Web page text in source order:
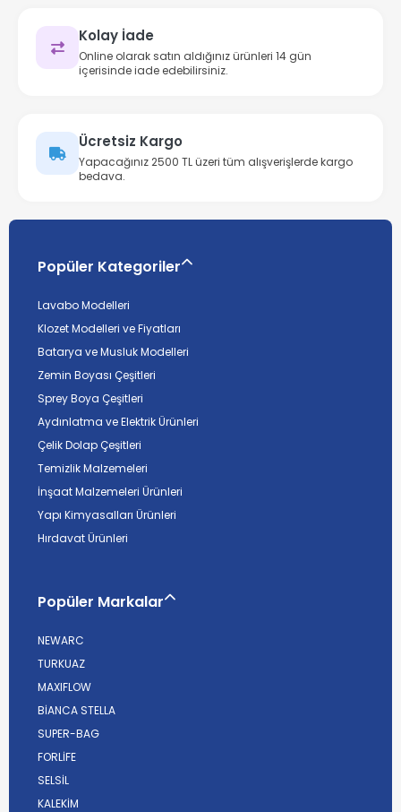
Kolay İade
Online olarak satın aldığınız ürünleri 14 gün
içerisinde iade edebilirsiniz.
Ücretsiz Kargo
Yapacağınız 2500 TL üzeri tüm alışverişlerde kargo
bedava.
Popüler Kategoriler
Lavabo Modelleri
Klozet Modelleri ve Fiyatları
Batarya ve Musluk Modelleri
Zemin Boyası Çeşitleri
Sprey Boya Çeşitleri
Aydınlatma ve Elektrik Ürünleri
Çelik Dolap Çeşitleri
Temizlik Malzemeleri
İnşaat Malzemeleri Ürünleri
Yapı Kimyasalları Ürünleri
Hırdavat Ürünleri
Popüler Markalar
NEWARC
TURKUAZ
MAXIFLOW
BİANCA STELLA
SUPER-BAG
FORLİFE
SELSİL
KALEKİM